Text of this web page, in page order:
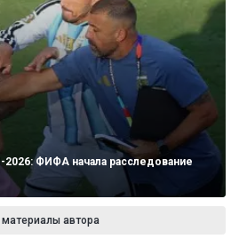
ФИФА начала расследование
материалы автора